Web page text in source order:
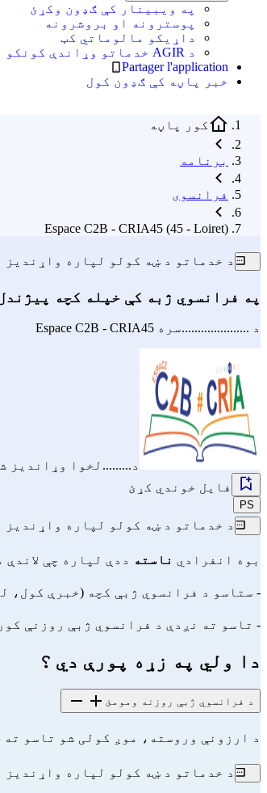
په ویبینار کې ګډون وکړئ
پوسترونه او بروشرونه
داړیکو مالوماتي کټ
د AGIR خدماتو وړاندې کونکو لپاره
Partager l'application
خبر پاڼه کې ګډون کول
کور پاڼه
برنامه
فرانسوی
Espace C2B - CRIA45 (45 - Loiret)
د خدماتو د ښه کولو لپاره واړندیز
په فرانسوي ژبه کې خپله کچه
د .....................سره Espace C2B - CRIA45
د.........لخوا وړاندیز
فایل خوندي کړئ
PS
د خدماتو د ښه کولو لپاره واړندیز
بوه انفرادي ناسته ددې لپاره چې لاندې
- ستاسو د فرانسوي ژبې کچه (خبرې کول،
- تاسو ته نږدې د فرانسوي ژبې روزنې
دا ولي په زړه پورې دي ؟
د فرانسوي ژبې روزنه ومومئ
د ارزونې وروسته، موږ کولی شو تاسو ته
د خدماتو د ښه کولو لپاره واړندیز